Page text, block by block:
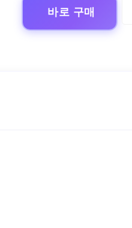
바로 구매